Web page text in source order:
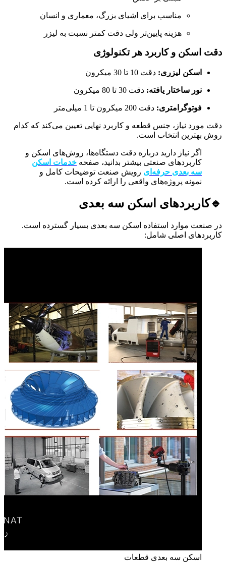
مناسب برای اشیای بزرگ، معماری و انسان
هزینه پایین‌تر ولی دقت کمتر نسبت به لیزر
دقت اسکن و کاربرد هر تکنولوژی
اسکن لیزری: دقت 10 تا 30 میکرون
نور ساختار یافته: دقت 30 تا 80 میکرون
فوتوگرامتری: دقت 200 میکرون تا 1 میلی‌متر
دقت مورد نیاز، جنس قطعه و کاربرد نهایی تعیین می‌کند که کدام
روش بهترین انتخاب است.
اگر نیاز دارید درباره دقت دستگاه‌ها، روش‌های اسکن و
کاربردهای صنعتی بیشتر بدانید، صفحه خدمات اسکن
سه‌ بعدی حرفه‌ای رویش صنعت توضیحات کامل و
نمونه پروژه‌های واقعی را ارائه کرده است.
🔹کاربردهای اسکن سه‌ بعدی
در صنعت موارد استفاده اسکن سه‌ بعدی بسیار گسترده است.
کاربردهای اصلی شامل:
اسکن سه بعدی قطعات